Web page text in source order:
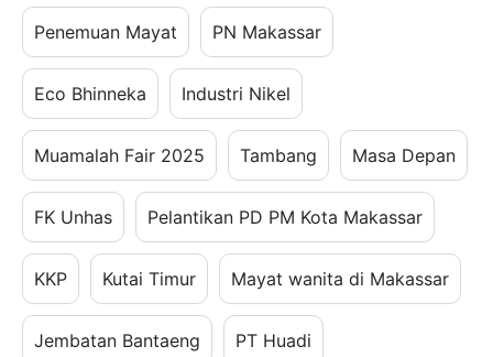
Penemuan Mayat PN Makassar
Eco Bhinneka Industri Nikel
Muamalah Fair 2025 Tambang Masa Depan
FK Unhas Pelantikan PD PM Kota Makassar
KKP Kutai Timur Mayat wanita di Makassar
Jembatan Bantaeng PT Huadi